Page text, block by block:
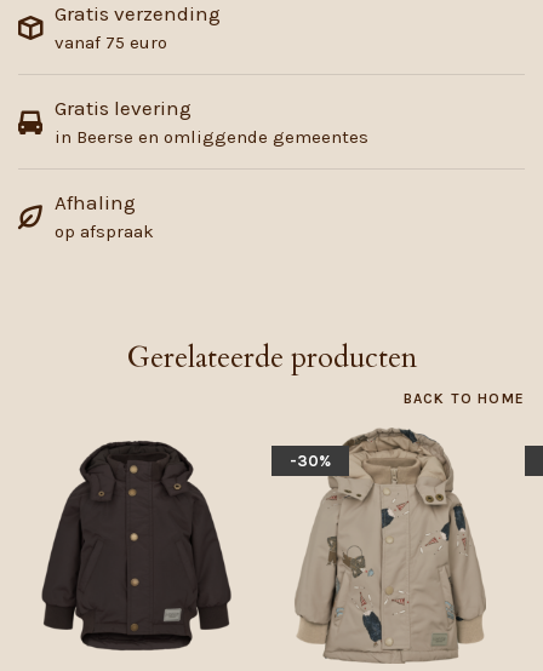
Gratis verzending
vanaf 75 euro
Gratis levering
in Beerse en omliggende gemeentes
Afhaling
op afspraak
Gerelateerde producten
BACK TO HOME
-30%